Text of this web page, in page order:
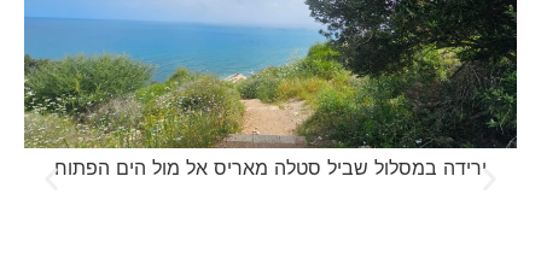
ירידה במסלול שביל סטלה מאריס אל מול הים הפתוח